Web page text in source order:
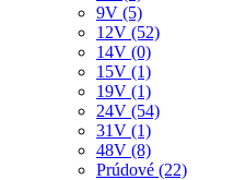
9V (5)
12V (52)
14V (0)
15V (1)
19V (1)
24V (54)
31V (1)
48V (8)
Prúdové (22)